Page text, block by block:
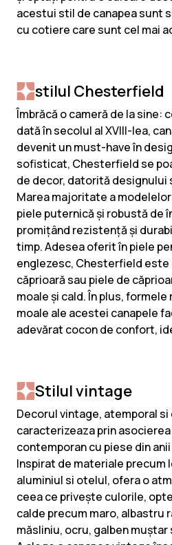
acestui stil de canapea sunt
cu cotiere care sunt cel mai
stilul Chesterfield
Îmbrăcă o cameră de la sine:
dată în secolul al XVIII-lea,
devenit un must-have în
sofisticat, Chesterfield se
de decor, datorită designului
Marea majoritate a
piele puternică și robustă de
promițând rezistență și
timp. Adesea oferit în piele
englezesc, Chesterfield este
căprioară sau piele de
moale și cald. În plus,
moale ale acestei canapele
adevărat cocon de confort,
Stilul vintage
Decorul vintage, atemporal si
caracterizeaza prin
contemporan cu piese din anii
Inspirat de materiale precum
aluminiul si otelul, ofera o
ceea ce privește culorile,
calde precum maro, albastru
măsliniu, ocru, galben